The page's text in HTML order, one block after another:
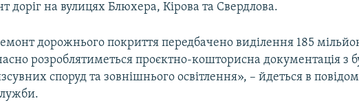
доріг на вулицях Блюхера, Кірова та Свердлова.
дорожнього покриття передбачено виділення 185
розроблятиметься проєктно-кошторисна документація з
споруд та зовнішнього освітлення», – йдеться в